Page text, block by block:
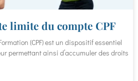
limite du compte CPF
(CPF) est un dispositif essentiel
permettant ainsi d’accumuler des droits